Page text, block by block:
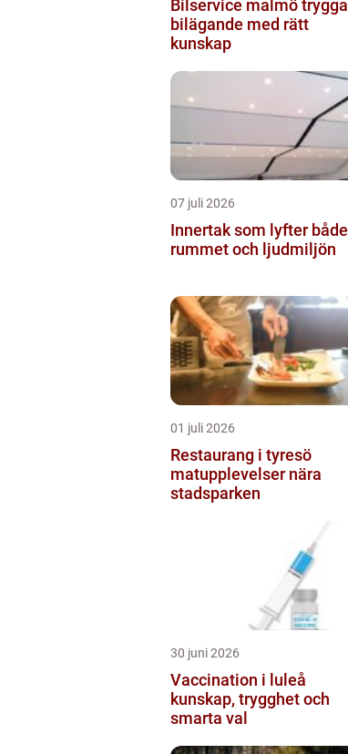
Bilservice malmö tryggare
bilägande med rätt
kunskap
07 juli 2026
Innertak som lyfter både
rummet och ljudmiljön
01 juli 2026
Restaurang i tyresö
matupplevelser nära
stadsparken
30 juni 2026
Vaccination i luleå
kunskap, trygghet och
smarta val